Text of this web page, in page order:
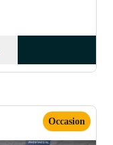
Occasion